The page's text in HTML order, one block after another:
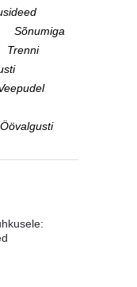
Sõnumiga
Trenni
Öövalgusti